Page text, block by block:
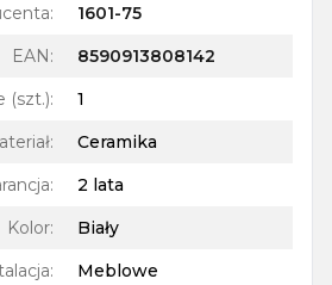
1601-75
EAN:
8590913808142
(szt.):
1
:
Ceramika
:
2 lata
Kolor:
Biały
:
Meblowe